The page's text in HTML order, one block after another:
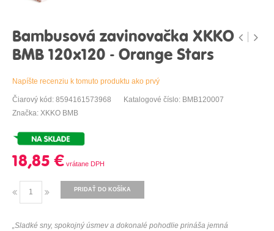
Bambusová zavinovačka XKKO
BMB 120x120 - Orange Stars
Napíšte recenziu k tomuto produktu ako prvý
Čiarový kód: 8594161573968
Katalogové číslo: BMB120007
Značka: XKKO BMB
18,85 €
PRIDAŤ DO KOŠÍKA
„Sladké sny, spokojný úsmev a dokonalé pohodlie prináša jemná